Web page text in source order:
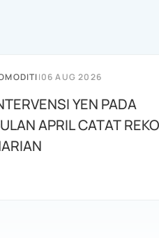
|06 AUG 2026
YEN PADA
APRIL CATAT